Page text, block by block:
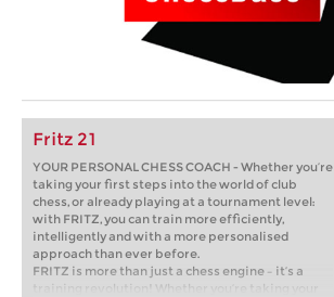
Fritz 21
YOUR PERSONAL CHESS COACH - Whether you’re
taking your first steps into the world of club
chess, or already playing at a tournament level:
with FRITZ, you can train more efficiently,
intelligently and with a more personalised
approach than ever before.
FRITZ is more than just a chess engine – it’s a
training revolution! Whether you’re taking your